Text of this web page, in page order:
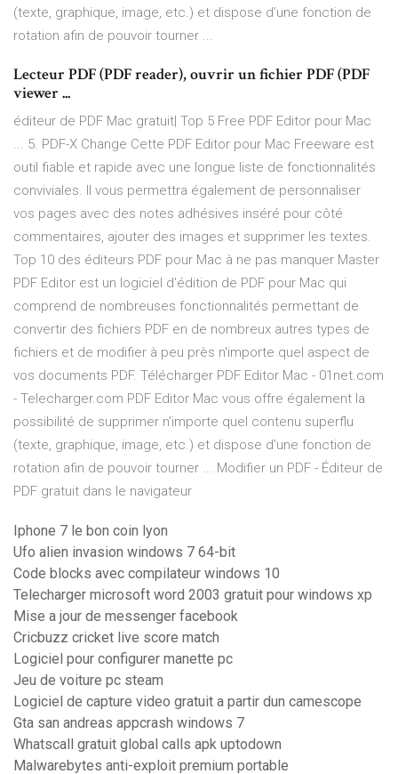
(texte, graphique, image, etc.) et dispose d’une fonction de
rotation afin de pouvoir tourner ...
Lecteur PDF (PDF reader), ouvrir un fichier PDF (PDF
viewer ...
éditeur de PDF Mac gratuit| Top 5 Free PDF Editor pour Mac
... 5. PDF-X Change Cette PDF Editor pour Mac Freeware est
outil fiable et rapide avec une longue liste de fonctionnalités
conviviales. Il vous permettra également de personnaliser
vos pages avec des notes adhésives inséré pour côté
commentaires, ajouter des images et supprimer les textes.
Top 10 des éditeurs PDF pour Mac à ne pas manquer Master
PDF Editor est un logiciel d'édition de PDF pour Mac qui
comprend de nombreuses fonctionnalités permettant de
convertir des fichiers PDF en de nombreux autres types de
fichiers et de modifier à peu près n'importe quel aspect de
vos documents PDF. Télécharger PDF Editor Mac - 01net.com
- Telecharger.com PDF Editor Mac vous offre également la
possibilité de supprimer n’importe quel contenu superflu
(texte, graphique, image, etc.) et dispose d’une fonction de
rotation afin de pouvoir tourner ... Modifier un PDF - Éditeur de
PDF gratuit dans le navigateur
Iphone 7 le bon coin lyon
Ufo alien invasion windows 7 64-bit
Code blocks avec compilateur windows 10
Telecharger microsoft word 2003 gratuit pour windows xp
Mise a jour de messenger facebook
Cricbuzz cricket live score match
Logiciel pour configurer manette pc
Jeu de voiture pc steam
Logiciel de capture video gratuit a partir dun camescope
Gta san andreas appcrash windows 7
Whatscall gratuit global calls apk uptodown
Malwarebytes anti-exploit premium portable